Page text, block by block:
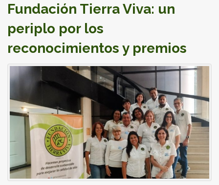
Fundación Tierra Viva: un
periplo por los
reconocimientos y premios